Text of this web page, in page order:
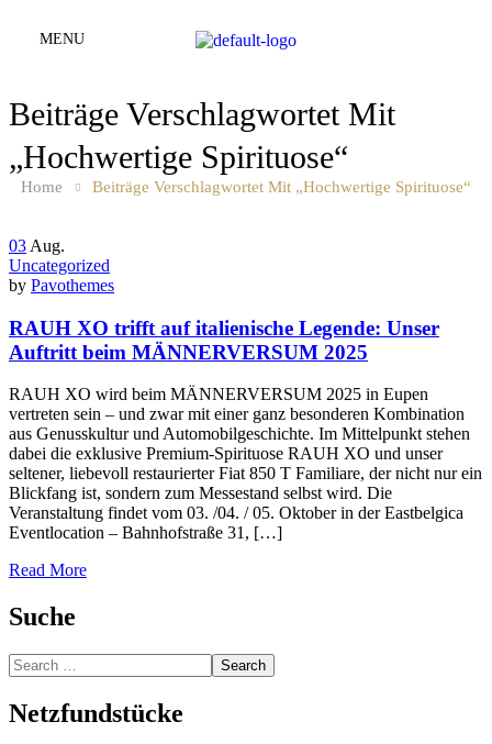
MENU
Beiträge Verschlagwortet Mit
„hochwertige Spirituose“
Home Beiträge Verschlagwortet Mit „hochwertige Spirituose“
03 Aug.
Uncategorized
by Pavothemes
RAUH XO trifft auf italienische Legende: Unser
Auftritt beim MÄNNERVERSUM 2025
RAUH XO wird beim MÄNNERVERSUM 2025 in Eupen
vertreten sein – und zwar mit einer ganz besonderen Kombination
aus Genusskultur und Automobilgeschichte. Im Mittelpunkt stehen
dabei die exklusive Premium-Spirituose RAUH XO und unser
seltener, liebevoll restaurierter Fiat 850 T Familiare, der nicht nur ein
Blickfang ist, sondern zum Messestand selbst wird. Die
Veranstaltung findet vom 03. /04. / 05. Oktober in der Eastbelgica
Eventlocation – Bahnhofstraße 31, […]
Read More
Suche
Search
Netzfundstücke